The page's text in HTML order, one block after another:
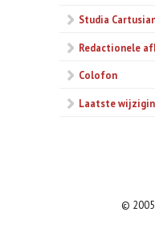
Studia
Redactionele
Colofon
Laatste
©